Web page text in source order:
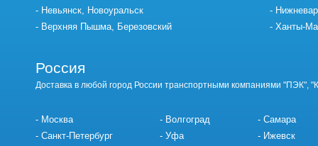
Невьянск, Новоуральск
Верхняя Пышма, Березовский
Ханты-
Россия
Доставка в любой город России транспортными компаниями "ПЭК",
Москва
Санкт-Петербург
Волгоград
Уфа
Самара
Ижевск